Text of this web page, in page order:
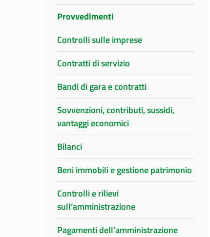
Provvedimenti
Controlli sulle imprese
Contratti di servizio
Bandi di gara e contratti
Sovvenzioni, contributi, sussidi,
vantaggi economici
Bilanci
Beni immobili e gestione patrimonio
Controlli e rilievi
sull’amministrazione
Pagamenti dell’amministrazione